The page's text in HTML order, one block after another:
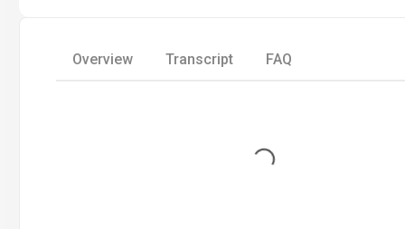
Overview Transcript FAQ
Loading...